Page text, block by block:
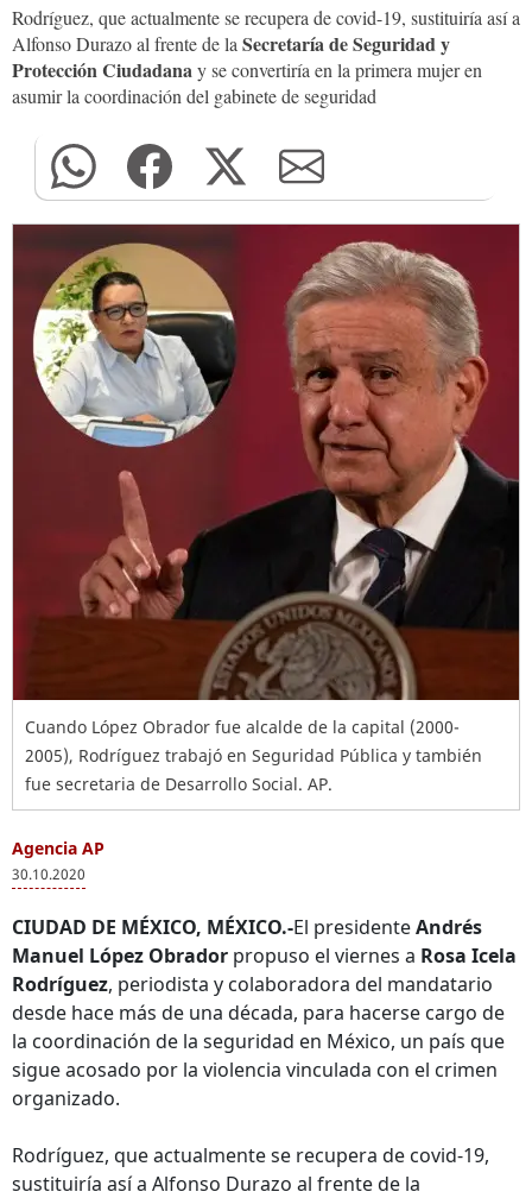
Rodríguez, que actualmente se recupera de covid-19, sustituiría así a
Alfonso Durazo al frente de la Secretaría de Seguridad y
Protección Ciudadanay se convertiría en la primera mujer en
asumir la coordinación del gabinete de seguridad
Cuando López Obrador fue alcalde de la capital (2000-
2005), Rodríguez trabajó en Seguridad Pública y también
fue secretaria de Desarrollo Social. AP.
Agencia AP
30.10.2020
CIUDAD DE MÉXICO, MÉXICO.-El presidenteAndrés
Manuel López Obrador propuso el viernes a Rosa Icela
Rodríguez, periodista y colaboradora del mandatario
desde hace más de una década, para hacerse cargo de
la coordinación de la seguridad en México, un país que
sigue acosado por la violencia vinculada con el crimen
organizado.
Rodríguez, que actualmente se recupera de covid-19,
sustituiría así a Alfonso Durazo al frente de la